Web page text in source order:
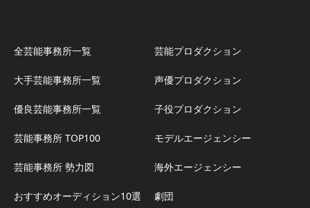
全芸能事務所一覧
大手芸能事務所一覧
優良芸能事務所一覧
芸能事務所 TOP100
芸能事務所 勢力図
おすすめオーディション10選
芸能プロダクション
声優プロダクション
子役プロダクション
モデルエージェンシー
海外エージェンシー
劇団